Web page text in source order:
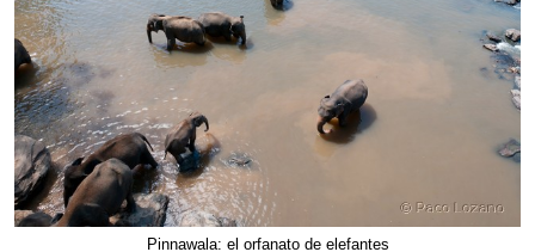
Pinnawala: el orfanato de elefantes